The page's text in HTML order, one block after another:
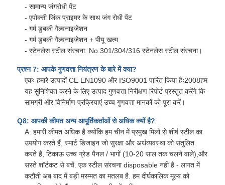
- सामान्य जंगरोधी पेंट
- एपोक्सी जिंक प्राइमर के साथ जंग रोधी पेंट
- गर्म डुबकी गैल्वनाइजेशन
- गर्म डुबकी गैल्वनाइजेशन + पीयू खत्म
- स्टेनलेस स्टील संरचना: No.301/304/316 स्टेनलेस स्टील संरचना।
प्रश्न 7: आपके गुणवत्ता नियंत्रण के बारे में क्या?
एकः हमारे उत्पादों CE EN1090 और ISO9001 पारित किया हैः2008हम
यह सुनिश्चित करने के लिए उत्पाद गुणवत्ता निरीक्षण रिपोर्ट प्रस्तुत करेंगे कि
सामग्री और विनिर्माण प्रक्रियाएं उच्च गुणवत्ता मानकों को पूरा करें।
Q8: आपकी कीमत अन्य आपूर्तिकर्ताओं से अधिक क्यों है?
A: हमारी कीमत अधिक है क्योंकि हम चीन में प्रमुख मिलों से शीर्ष स्टील का
उपयोग करते हैं, स्मार्ट डिजाइन जो सुरक्षा और अर्थव्यवस्था को संतुलित
करते हैं, टिकाऊ उच्च ग्रेड पैनल / भागों (10-20 साल तक चलने वाले),और
सस्ते शॉर्टकट से बचें. एक स्टील संरचना disposable नहीं है - लागत में
कटौती अब बाद में बड़ी मरम्मत का मतलब है. हम दीर्घकालिक मूल्य को